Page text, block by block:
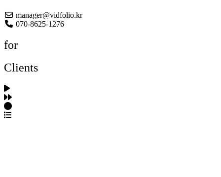
manager@vidfolio.kr
070-8625-1276
for
Clients